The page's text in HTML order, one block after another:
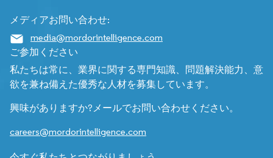
メディアお問い合わせ:
media@mordorintelligence.com
ご参加ください
私たちは常に、業界に関する専門知識、問題解決能力、意
欲を兼ね備えた優秀な人材を募集しています。
興味がありますか?メールでお問い合わせください。
careers@mordorintelligence.com